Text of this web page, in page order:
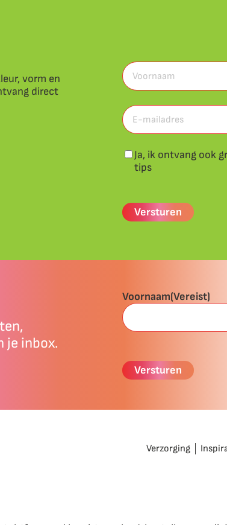
vorm en
direct
Voornaam
E-
mailadres(Vereist)
Nieuwsbrief
Ja, ik ontvang ook
tips
je inbox.
Voornaam(Vereist)
Verzorging